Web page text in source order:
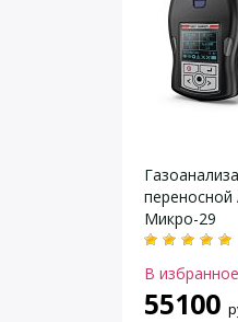
Микро-29
В избранное
55100